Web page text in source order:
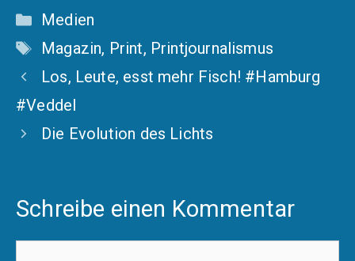
Kategorien
Medien
Schlagwörter
Magazin, Print, Printjournalismus
Los, Leute, esst mehr Fisch! #Hamburg
#Veddel
Die Evolution des Lichts
Schreibe einen Kommentar